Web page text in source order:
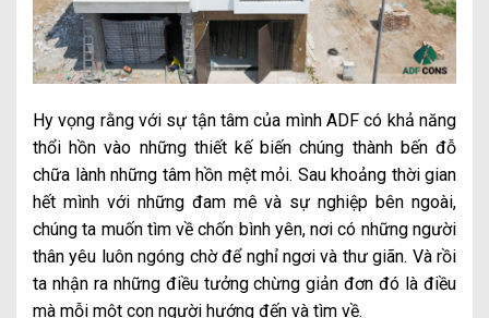
Hy vọng rằng với sự tận tâm của mình ADF có khả năng
thổi hồn vào những thiết kế biến chúng thành bến đỗ
chữa lành những tâm hồn mệt mỏi. Sau khoảng thời gian
hết mình với những đam mê và sự nghiệp bên ngoài,
chúng ta muốn tìm về chốn bình yên, nơi có những người
thân yêu luôn ngóng chờ để nghỉ ngơi và thư giãn. Và rồi
ta nhận ra những điều tưởng chừng giản đơn đó là điều
mà mỗi một con người hướng đến và tìm về.